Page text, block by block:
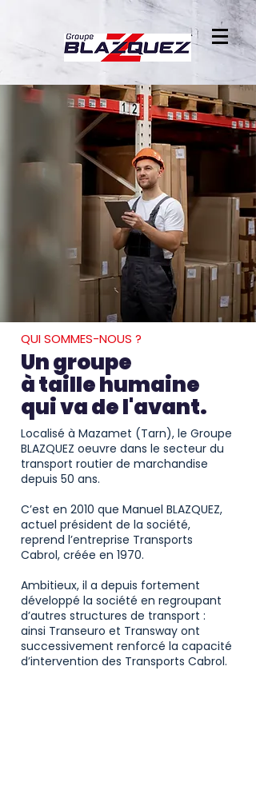
QUI SOMMES-NOUS ?
Un groupe
à taille humaine
qui va de l'avant.
Localisé à Mazamet (Tarn), le Groupe
BLAZQUEZ oeuvre dans le secteur du
transport routier de marchandise
depuis 50 ans.
C’est en 2010 que Manuel BLAZQUEZ,
actuel président de la société,
reprend l’entreprise Transports
Cabrol, créée en 1970.
Ambitieux, il a depuis fortement
développé la société en regroupant
d’autres structures de transport :
ainsi Transeuro et Transway ont
successivement renforcé la capacité
d’intervention des Transports Cabrol.